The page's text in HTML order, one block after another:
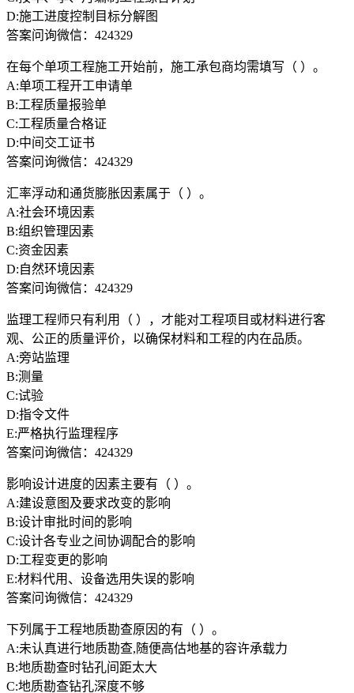
D:施工进度控制目标分解图
答案问询微信：424329
在每个单项工程施工开始前，施工承包商均需填写（ ）。
A:单项工程开工申请单
B:工程质量报验单
C:工程质量合格证
D:中间交工证书
答案问询微信：424329
汇率浮动和通货膨胀因素属于（ ）。
A:社会环境因素
B:组织管理因素
C:资金因素
D:自然环境因素
答案问询微信：424329
监理工程师只有利用（ ），才能对工程项目或材料进行客
观、公正的质量评价，以确保材料和工程的内在品质。
A:旁站监理
B:测量
C:试验
D:指令文件
E:严格执行监理程序
答案问询微信：424329
影响设计进度的因素主要有（ ）。
A:建设意图及要求改变的影响
B:设计审批时间的影响
C:设计各专业之间协调配合的影响
D:工程变更的影响
E:材料代用、设备选用失误的影响
答案问询微信：424329
下列属于工程地质勘查原因的有（ ）。
A:未认真进行地质勘查,随便高估地基的容许承载力
B:地质勘查时钻孔间距太大
C:地质勘查钻孔深度不够